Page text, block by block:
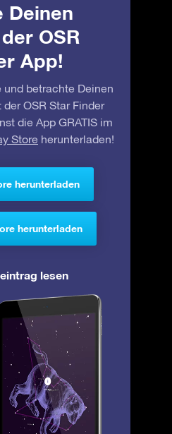
Deinen
OSR
App!
betrachte Deinen
OSR Star Finder
die App GRATIS im
Store herunterladen!
herunterladen
herunterladen
lesen